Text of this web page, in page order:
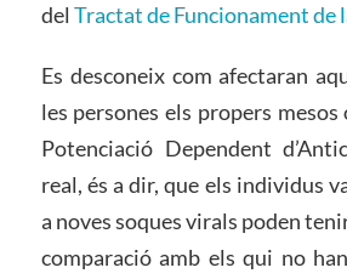
del Tractat de Funcionament de
Es desconeix com afectaran
les persones els propers mesos
Potenciació Dependent
real, és a dir, que els individus
a noves soques virals poden
comparació amb els qui no